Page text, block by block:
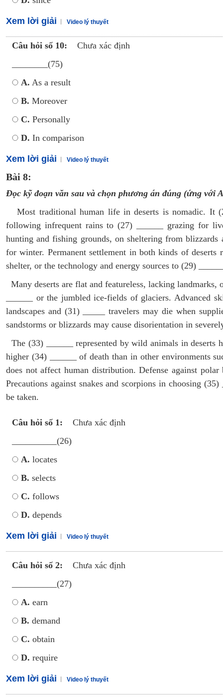
Xem lời giải Video lý thuyết
Câu hỏi số 10:
Chưa xác định
________(75)
A. As a result
B. Moreover
C. Personally
D. In comparison
Xem lời giải Video lý thuyết
Bài 8:
Đọc kỹ đoạn văn sau và chọn phương án đúng (ứng với
Most traditional human life in deserts is nomadic. It
following infrequent rains to (27) ______ grazing for
hunting and fishing grounds, on sheltering from
for winter. Permanent settlement in both kinds of deserts
shelter, or the technology and energy sources to (29)
Many deserts are flat and featureless, lacking landmarks,
______ or the jumbled ice-fields of glaciers. Advanced
landscapes and (31) _____ travelers may die when
sandstorms or blizzards may cause disorientation in
The (33) ______ represented by wild animals in deserts
higher (34) ______ of death than in other environments
does not affect human distribution. Defense against
Precautions against snakes and scorpions in choosing
be taken.
Câu hỏi số 1:
Chưa xác định
__________(26)
A. locates
B. selects
C. follows
D. depends
Xem lời giải Video lý thuyết
Câu hỏi số 2:
Chưa xác định
__________(27)
A. earn
B. demand
C. obtain
D. require
Xem lời giải Video lý thuyết